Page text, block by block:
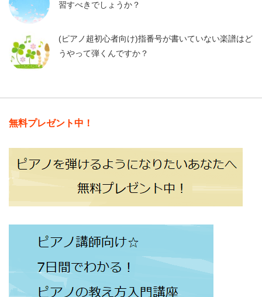
習すべきでしょうか？
(ピアノ超初心者向け)指番号が書いていない楽譜はど
うやって弾くんですか？
無料プレゼント中！